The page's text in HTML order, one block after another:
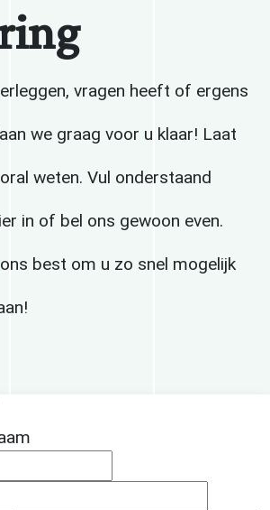
vragen heeft of ergens
we graag voor u klaar! Laat
weten. Vul onderstaand
in of bel ons gewoon even.
best om u zo snel mogelijk